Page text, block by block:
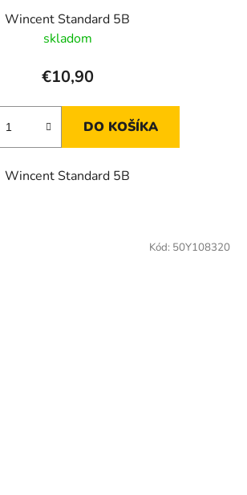
Wincent Standard 5B
skladom
€10,90
DO KOŠÍKA
Wincent Standard 5B
Kód: 50Y108320